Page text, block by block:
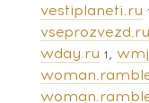
vestiplaneti.ru 1
vseprozvezd.ru
wday.ru 1